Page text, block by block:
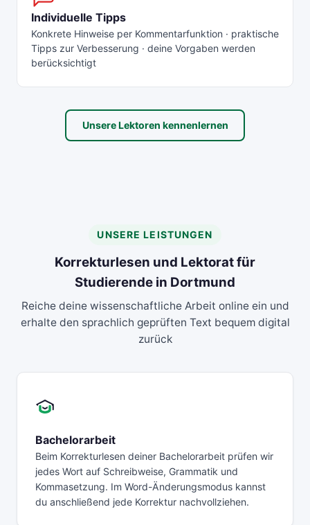
Individuelle Tipps
Konkrete Hinweise per Kommentarfunktion · praktische
Tipps zur Verbesserung · deine Vorgaben werden
berücksichtigt
Unsere Lektoren kennenlernen
UNSERE LEISTUNGEN
Korrekturlesen und Lektorat für
Studierende in Dortmund
Reiche deine wissenschaftliche Arbeit online ein und
erhalte den sprachlich geprüften Text bequem digital
zurück
Bachelorarbeit
Beim Korrekturlesen deiner Bachelorarbeit prüfen wir
jedes Wort auf Schreibweise, Grammatik und
Kommasetzung. Im Word-Änderungsmodus kannst
du anschließend jede Korrektur nachvollziehen.